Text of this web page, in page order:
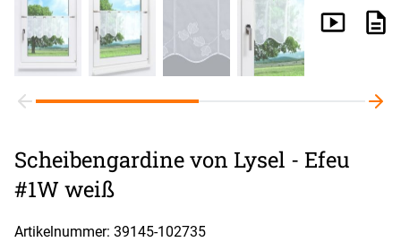
Scheibengardine von Lysel - Efeu
#1W weiß
Artikelnummer: 39145-102735